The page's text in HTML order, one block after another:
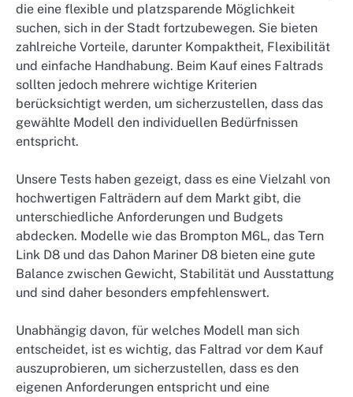
die eine flexible und platzsparende Möglichkeit
suchen, sich in der Stadt fortzubewegen. Sie bieten
zahlreiche Vorteile, darunter Kompaktheit, Flexibilität
und einfache Handhabung. Beim Kauf eines Faltrads
sollten jedoch mehrere wichtige Kriterien
berücksichtigt werden, um sicherzustellen, dass das
gewählte Modell den individuellen Bedürfnissen
entspricht.
Unsere Tests haben gezeigt, dass es eine Vielzahl von
hochwertigen Falträdern auf dem Markt gibt, die
unterschiedliche Anforderungen und Budgets
abdecken. Modelle wie das Brompton M6L, das Tern
Link D8 und das Dahon Mariner D8 bieten eine gute
Balance zwischen Gewicht, Stabilität und Ausstattung
und sind daher besonders empfehlenswert.
Unabhängig davon, für welches Modell man sich
entscheidet, ist es wichtig, das Faltrad vor dem Kauf
auszuprobieren, um sicherzustellen, dass es den
eigenen Anforderungen entspricht und eine